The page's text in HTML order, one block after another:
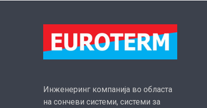
Инженеринг компанија во областа
на сончеви системи, системи за